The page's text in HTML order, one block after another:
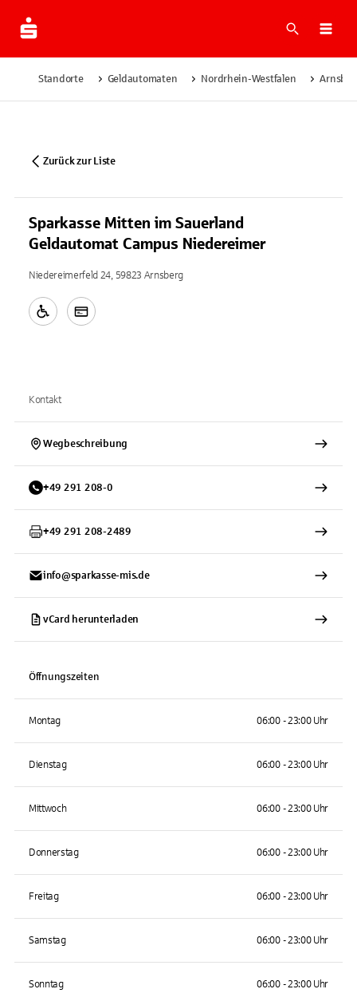
Suche
Standorte Geldautomaten Nordrhein-Westfalen
Zurück zur Liste
Sparkasse Mitten im Sauerland
Geldautomat Campus Niedereimer
Niedereimerfeld 24, 59823 Arnsberg
Kontakt
Wegbeschreibung
+49 291 208-0
+49 291 208-2489
info@sparkasse-mis.de
vCard herunterladen
Öffnungszeiten
Montag 06:00 - 23:00 Uhr
Dienstag 06:00 - 23:00 Uhr
Mittwoch 06:00 - 23:00 Uhr
Donnerstag 06:00 - 23:00 Uhr
Freitag 06:00 - 23:00 Uhr
Samstag 06:00 - 23:00 Uhr
Sonntag 06:00 - 23:00 Uhr